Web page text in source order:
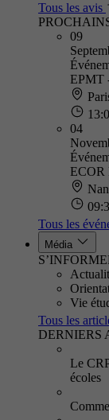
Tous les avis
09
EPMT
04
ECOR
Tous les
Média
Vie
Tous les
DERNIERS
Le
écoles